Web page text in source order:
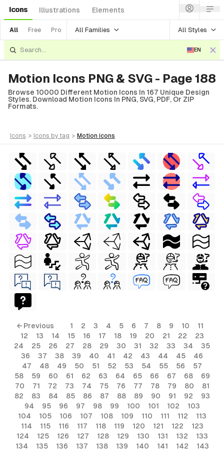
Icons Illustrations Elements
All Free Pro All Families All Styles
EN
Motion Icons PNG & SVG - Page 188
Browse 10000 Different Motion Icons In 167 Unique Design
Styles. Download Motion Icons In PNG, SVG, PDF, Or ZIP
Formats.
icons > icons by tag > motion icons
← Previous 1 2 3 4 5 6 7 8 9 10
11
12
13 14 15 16 17 18 19 20 21 22
23
24
25 26 27 28 29 30 31 32 33 34
35
36
37 38 39 40 41 42 43 44 45
46
47
48 49 50 51 52 53 54 55 56
57
58
59 60 61 62 63 64 65 66 67 68
69
70
71 72 73 74 75 76 77 78 79 80
81
82
83 84 85 86 87 88 89 90 91 92
93
94
95 96 97 98 99 100 101 102
103
104
105 106 107 108 109 110 111 112
113
114
115 116 117 118 119 120 121 122
123
124
125 126 127 128 129 130 131 132
133
134
135 136 137 138 139 140 141 142 143